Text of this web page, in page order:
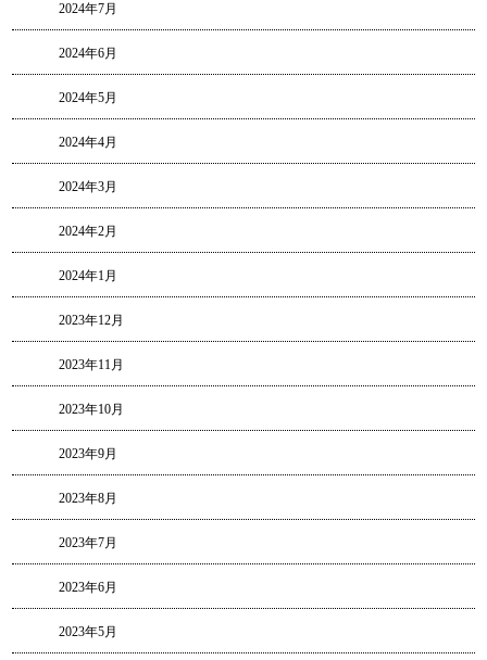
2024年7月
2024年6月
2024年5月
2024年4月
2024年3月
2024年2月
2024年1月
2023年12月
2023年11月
2023年10月
2023年9月
2023年8月
2023年7月
2023年6月
2023年5月